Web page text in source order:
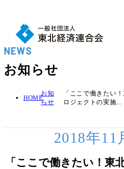
NEWS
お知らせ
HOME
お知
らせ
「ここで働きたい
ロジェクトの実施...
2018年11
「ここで働きたい！